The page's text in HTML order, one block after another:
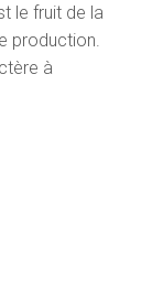
le fruit de la
production.
à